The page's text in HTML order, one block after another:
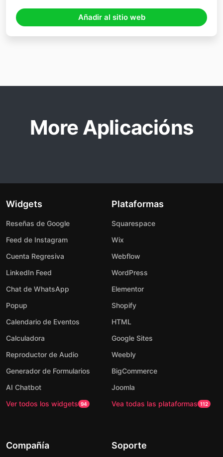
Añadir al sitio web
More Aplicacións
Widgets
Reseñas de Google
Feed de Instagram
Cuenta Regresiva
LinkedIn Feed
Chat de WhatsApp
Popup
Calendario de Eventos
Calculadora
Reproductor de Audio
Generador de Formularios
AI Chatbot
Ver todos los widgets 94
Plataformas
Squarespace
Wix
Webflow
WordPress
Elementor
Shopify
HTML
Google Sites
Weebly
BigCommerce
Joomla
Vea todas las plataformas 112
Compañía Soporte